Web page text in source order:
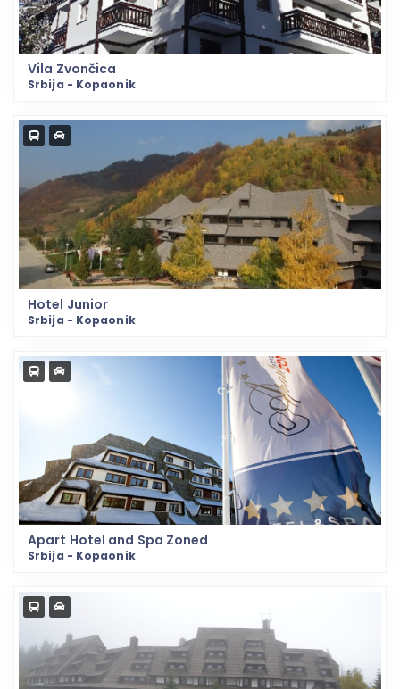
Vila Zvončica
Srbija - Kopaonik
Hotel Junior
Srbija - Kopaonik
Apart Hotel and Spa Zoned
Srbija - Kopaonik